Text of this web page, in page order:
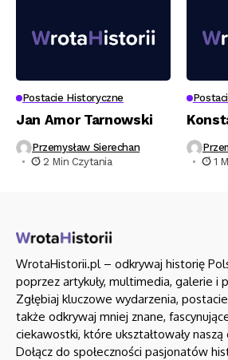
Postacie Historyczne
Jan Amor Tarnowski
Przemysław Sierechan
2 Min Czytania
1
WrotaHistorii.pl – odkrywaj historię
poprzez artykuły, multimedia, galerie i
Zgłębiaj kluczowe wydarzenia,
także odkrywaj mniej znane,
ciekawostki, które ukształtowały naszą
Dołącz do społeczności pasjonatów